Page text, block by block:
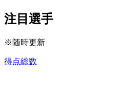
注目選手
※随時更新
得点総数